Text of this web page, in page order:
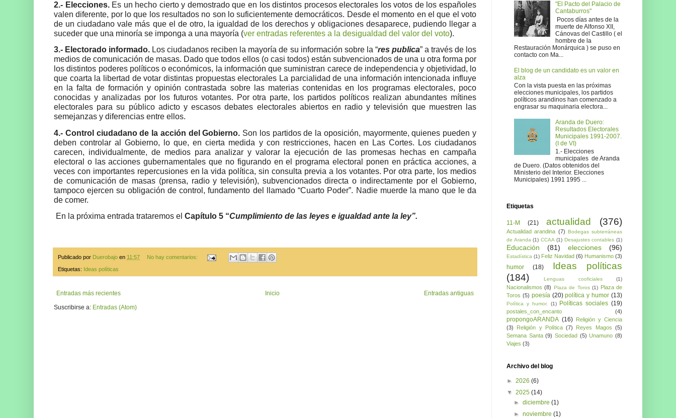
2.- Elecciones. Es un hecho cierto y demostrado que en los distintos procesos electorales los votos de los españoles
valen diferente, por lo que los resultados no son lo suficientemente democráticos. Desde el momento en el que el voto
de un ciudadano vale más que el de otro, la igualdad de los derechos y obligaciones desaparece, pudiendo llegar a
suceder que una minoría se imponga a una mayoría (ver entradas referentes a la desigualdad del valor del voto).
3.- Electorado informado. Los ciudadanos reciben la mayoría de su información sobre la “res publica” a través de los
medios de comunicación de masas. Dado que todos ellos (o casi todos) están subvencionados de una u otra forma por
los distintos poderes políticos o económicos, la información que suministran carece de independencia y objetividad, lo
que coarta la libertad de votar distintas propuestas electorales La parcialidad de una información intencionada influye
en la falta de formación y opinión contrastada sobre las materias contenidas en los programas electorales, poco
conocidas y analizadas por los futuros votantes. Por otra parte, los partidos políticos realizan abundantes mítines
electorales para su público adicto y escasos debates electorales abiertos en radio y televisión que muestren las
semejanzas y diferencias entre ellos.
4.- Control ciudadano de la acción del Gobierno. Son los partidos de la oposición, mayormente, quienes pueden y
deben controlar al Gobierno, lo que, en cierta medida y con restricciones, hacen en Las Cortes. Los ciudadanos
carecen, individualmente, de medios para analizar y valorar la ejecución de las promesas hechas en campaña
electoral o las acciones gubernamentales que no figurando en el programa electoral ponen en práctica acciones, a
veces con importantes repercusiones en la vida política, sin consulta previa a los votantes. Por otra parte, los medios
de comunicación de masas (prensa, radio y televisión), subvencionados directa o indirectamente por el Gobierno,
tampoco ejercen su obligación de control, fundamento del llamado “Cuarto Poder”. Nadie muerde la mano que le da
de comer.
En la próxima entrada trataremos el Capítulo 5 “Cumplimiento de las leyes e igualdad ante la ley”.
Publicado por Duerobajo en 11:57 No hay comentarios:
Etiquetas: Ideas políticas
Entradas más recientes Entradas antiguas
Inicio
Suscribirse a: Entradas (Atom)
"El Pacto del Palacio de
Cantaburros"
Pocos días antes de la
muerte de Alfonso XII,
Cánovas del Castillo ( el
hombre de la
Restauración Monárquica ) se puso en
contacto con Ma...
El blog de un candidato es un valor en
alza
Con la vista puesta en las próximas
elecciones municipales, los partidos
políticos arandinos han comenzado a
engrasar su maquinaria electora...
Aranda de Duero:
Resultados Electorales
Municipales 1991-2007.
(I de VI)
1.- Elecciones
municipales de Aranda
de Duero. (Datos obtenidos del
Ministerio del Interior. Elecciones
Municipales) 1991 1995 ...
Etiquetas
11-M (21) actualidad (376)
Actualidad arandina (7) Bodegas subterráneas
de Aranda (1) CCAA (1) Desajustes contables (1)
Educación (81) elecciones (96)
Estadística (1) Feliz Navidad (6) Humanismo (3)
humor (18)
Ideas políticas
(184)
Lenguas cooficiales (1)
Nacionalismos (8) Plaza de Toros (1) Plaza de
Toros (5) poesía (20) política y humor (13)
Política y humor. (1) Políticas sociales (19)
postales_con_encanto (4)
propongoARANDA (16) Religión y Ciencia
(3)
Religión y Política (7) Reyes Magos (5)
Semana Santa (9) Sociedad (5) Unamuno (8)
Viajes (3)
Archivo del blog
► 2026 (6)
▼ 2025 (14)
►diciembre(1)
►noviembre(1)